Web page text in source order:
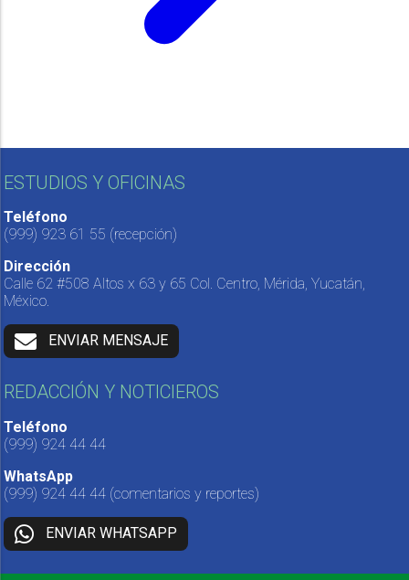
ESTUDIOS Y OFICINAS
Teléfono
(999) 923 61 55 (recepción)
Dirección
Calle 62 #508 Altos x 63 y 65 Col. Centro, Mérida, Yucatán,
México.
ENVIAR MENSAJE
REDACCIÓN Y NOTICIEROS
Teléfono
(999) 924 44 44
WhatsApp
(999) 924 44 44 (comentarios y reportes)
ENVIAR WHATSAPP